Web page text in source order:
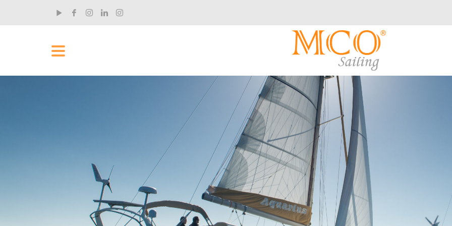
RECENT POSTS
„Ich hab rund um die Uhr an dem Film gearbeitet“
Der Einhandsegler und Filmemacher Claus Aktopra...
Tim Hahn ist Musiker und kam eher zufällig zum ...
Was man als Yachtmaster fürs Leben lernt
Stephan Hofmann ist seit kurzem RYA Yachtmaster...
Was Segeln mit Demut zu tun hat
Stephan Hofmann ist seit kurzem RYA Yachtmaster...
Wie aus einer Landratte ein Yachtmaster wird
Stephan Hofmann ist seit kurzem RYA Yachtmaster...